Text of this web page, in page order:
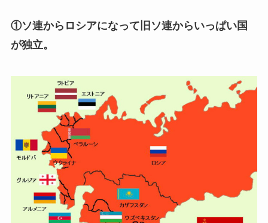
①ソ連からロシアになって旧ソ連からいっぱい国
が独立。